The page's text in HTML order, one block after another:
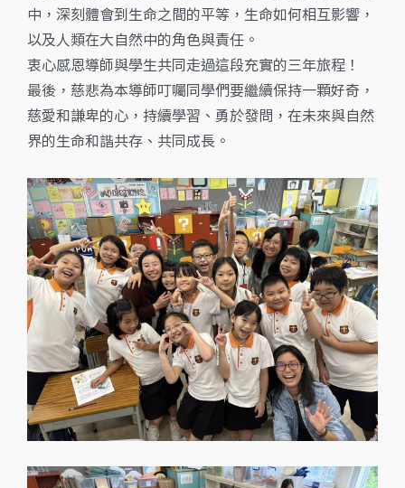
中，深刻體會到生命之間的平等，生命如何相互影響，
以及人類在大自然中的角色與責任。
衷心感恩導師與學生共同走過這段充實的三年旅程！
最後，慈悲為本導師叮囑同學們要繼續保持一顆好奇，
慈愛和謙卑的心，持續學習、勇於發問，在未來與自然
界的生命和諧共存、共同成長。